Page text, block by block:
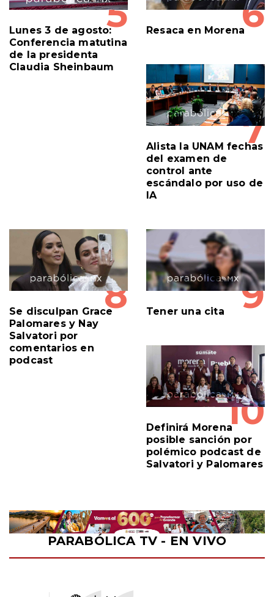
5
Lunes 3 de agosto:
Conferencia matutina
de la presidenta
6
7
Alista la UNAM fechas
del examen de
control ante
escándalo por uso de
8
Se disculpan Grace
Palomares y Nay
Salvatori por
comentarios en
9
10
Definirá Morena
posible sanción por
polémico podcast de
PARABÓLICA TV - EN VIVO